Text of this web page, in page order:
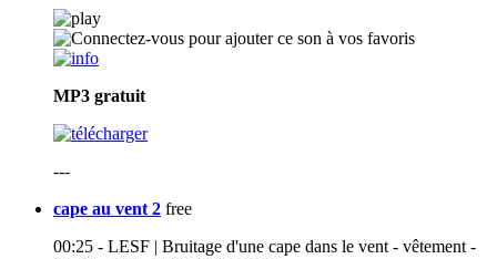
MP3 gratuit
---
cape au vent 2 free
00:25 - LESF | Bruitage d'une cape dans le vent - vêtement -